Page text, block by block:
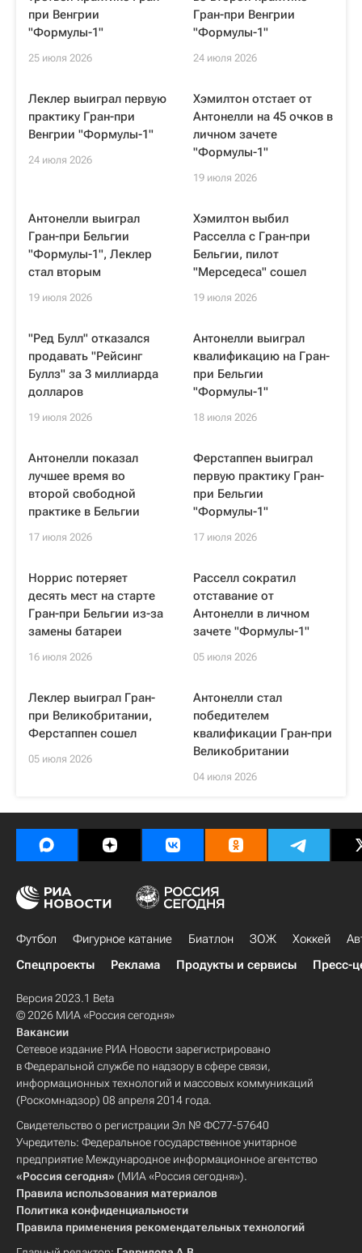
при Венгрии
"Формулы-1"
25 июля 2026
Гран-при Венгрии
"Формулы-1"
24 июля 2026
Леклер выиграл первую
практику Гран-при
Венгрии "Формулы-1"
24 июля 2026
Хэмилтон отстает от
Антонелли на 45 очков в
личном зачете
"Формулы-1"
19 июля 2026
Антонелли выиграл
Гран-при Бельгии
"Формулы-1", Леклер
стал вторым
19 июля 2026
Хэмилтон выбил
Расселла с Гран-при
Бельгии, пилот
"Мерседеса" сошел
19 июля 2026
"Ред Булл" отказался
продавать "Рейсинг
Буллз" за 3 миллиарда
долларов
19 июля 2026
Антонелли выиграл
квалификацию на Гран-
при Бельгии
"Формулы-1"
18 июля 2026
Антонелли показал
лучшее время во
второй свободной
практике в Бельгии
17 июля 2026
Ферстаппен выиграл
первую практику Гран-
при Бельгии
"Формулы-1"
17 июля 2026
Норрис потеряет
десять мест на старте
Гран-при Бельгии из-за
замены батареи
16 июля 2026
Расселл сократил
отставание от
Антонелли в личном
зачете "Формулы-1"
05 июля 2026
Леклер выиграл Гран-
при Великобритании,
Ферстаппен сошел
05 июля 2026
Антонелли стал
победителем
квалификации Гран-при
Великобритании
04 июля 2026
Футбол Фигурное катание Биатлон ЗОЖ Хоккей
Спецпроекты
Реклама Продукты и сервисы Пресс-
Версия 2023.1 Beta
© 2026 МИА «Россия сегодня»
Вакансии
Сетевое издание РИА Новости зарегистрировано
в Федеральной службе по надзору в сфере связи,
информационных технологий и массовых коммуникаций
(Роскомнадзор) 08 апреля 2014 года.
Свидетельство о регистрации Эл № ФС77-57640
Учредитель: Федеральное государственное унитарное
предприятие Международное информационное агентство
«Россия сегодня» (МИА «Россия сегодня»).
Правила использования материалов
Политика конфиденциальности
Правила применения рекомендательных технологий